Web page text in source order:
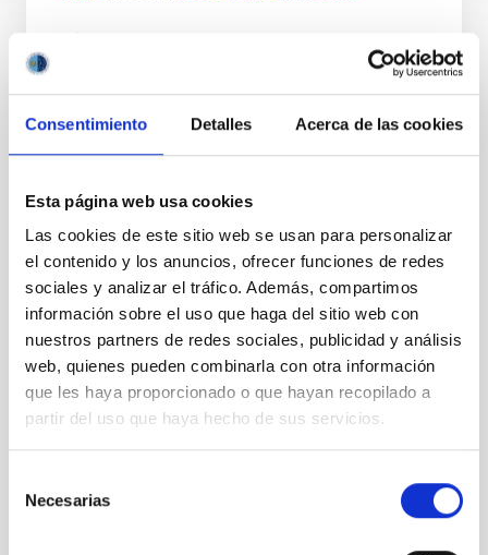
Consentimiento Detalles Acerca de las cookies
Esta página web usa cookies
Las cookies de este sitio web se usan para personalizar
el contenido y los anuncios, ofrecer funciones de redes
sociales y analizar el tráfico. Además, compartimos
información sobre el uso que haga del sitio web con
nuestros partners de redes sociales, publicidad y análisis
web, quienes pueden combinarla con otra información
que les haya proporcionado o que hayan recopilado a
partir del uso que haya hecho de sus servicios.
Necesarias
TIPO DE NOTICIA
NOTA DE PRENSA
DIVULGACIÓN
SO DIVULGACIÓN
Público general
Profesorado
Institución/Empresa
Medios de comunicación
Instrumentación visible
PETeR AACI